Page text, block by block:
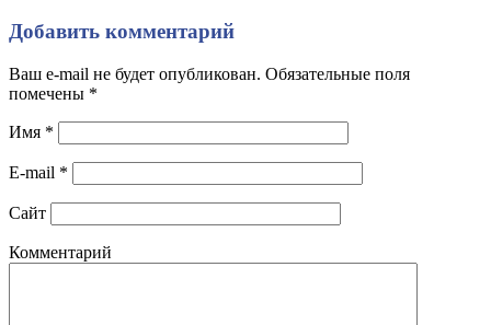
Добавить комментарий
Ваш e-mail не будет опубликован. Обязательные поля
помечены *
Имя *
E-mail *
Сайт
Комментарий